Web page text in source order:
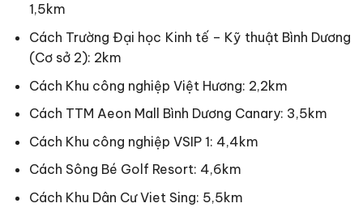
1,5km
Cách Trường Đại học Kinh tế – Kỹ thuật Bình Dương
(Cơ sở 2): 2km
Cách Khu công nghiệp Việt Hương: 2,2km
Cách TTM Aeon Mall Bình Dương Canary: 3,5km
Cách Khu công nghiệp VSIP 1: 4,4km
Cách Sông Bé Golf Resort: 4,6km
Cách Khu Dân Cư Viet Sing: 5,5km